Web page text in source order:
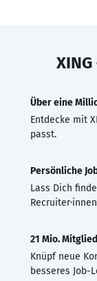
Über eine
Entdecke mit
passt.
Persönliche
Lass Dich
21 Mio.
Knüpf neue
besseres Job-